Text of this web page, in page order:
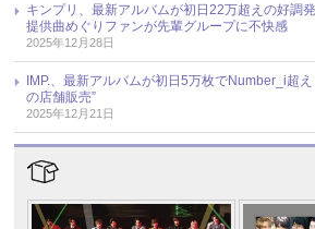
キンプリ、最新アルバムが初日22万超えの好
提供曲めぐりファンが先輩グループに不快感
2025年12月28日
IMP.、最新アルバムが初日5万枚でNumber_i超
の店舗販売”
2025年12月21日